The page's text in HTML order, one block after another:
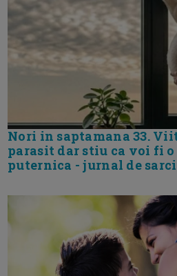
Nori in saptamana 33.
parasit dar stiu ca voi fi
puternica - jurnal de